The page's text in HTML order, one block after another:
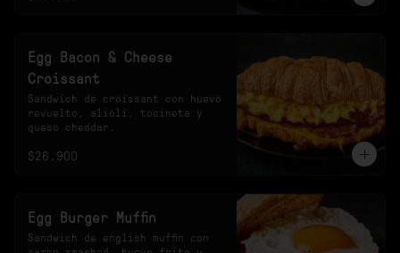
Egg Bacon & Cheese
Croissant
Sandwich de croissant con huevo
revuelto, alioli, tocineta y
queso cheddar.
$26.900
Egg Burger Muffin
Sandwich de english muffin con